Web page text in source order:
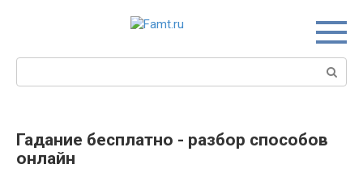
Гадание бесплатно - разбор способов
онлайн